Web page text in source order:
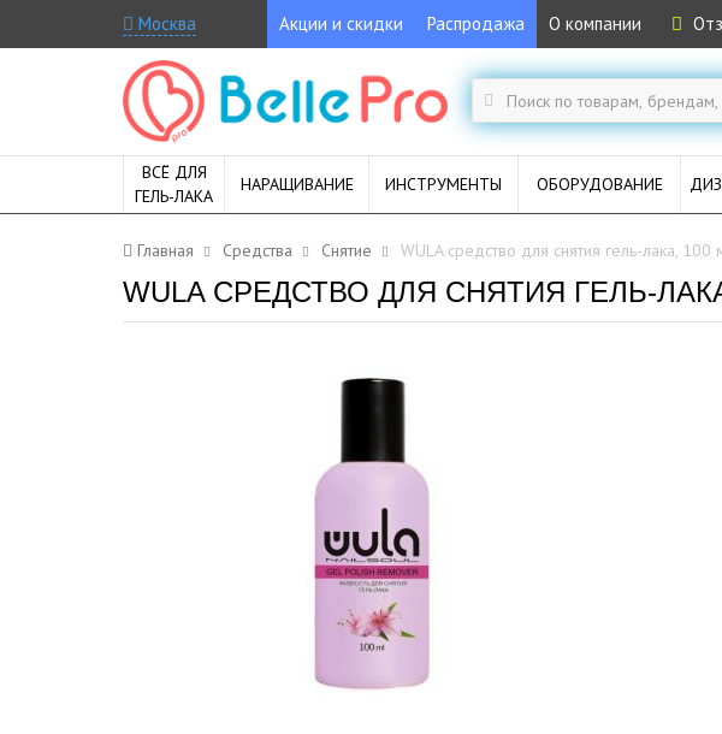
Москва Акции и скидки Распродажа О компании
ВСЁ ДЛЯ
ГЕЛЬ-ЛАКА
НАРАЩИВАНИЕ ИНСТРУМЕНТЫ ОБОРУДОВАНИЕ
Главная Средства Снятие WULA средство для снятия гель-лака, 100
WULA СРЕДСТВО ДЛЯ СНЯТИЯ ГЕЛЬ-